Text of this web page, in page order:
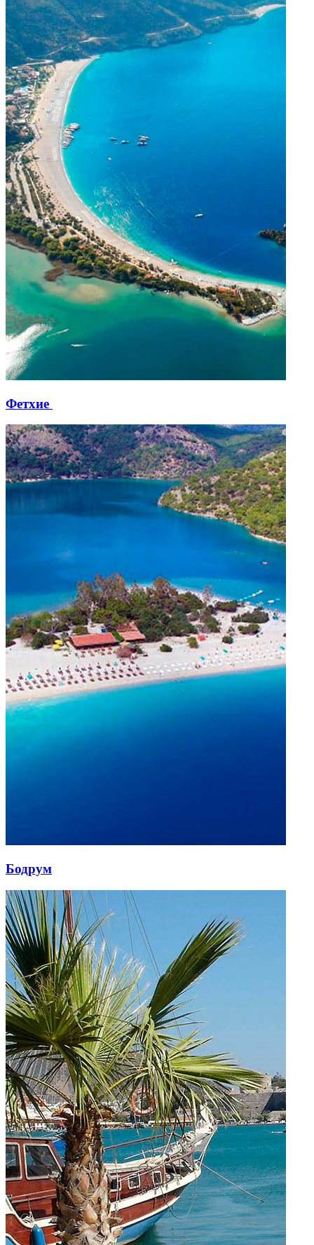
Фетхие
Бодрум